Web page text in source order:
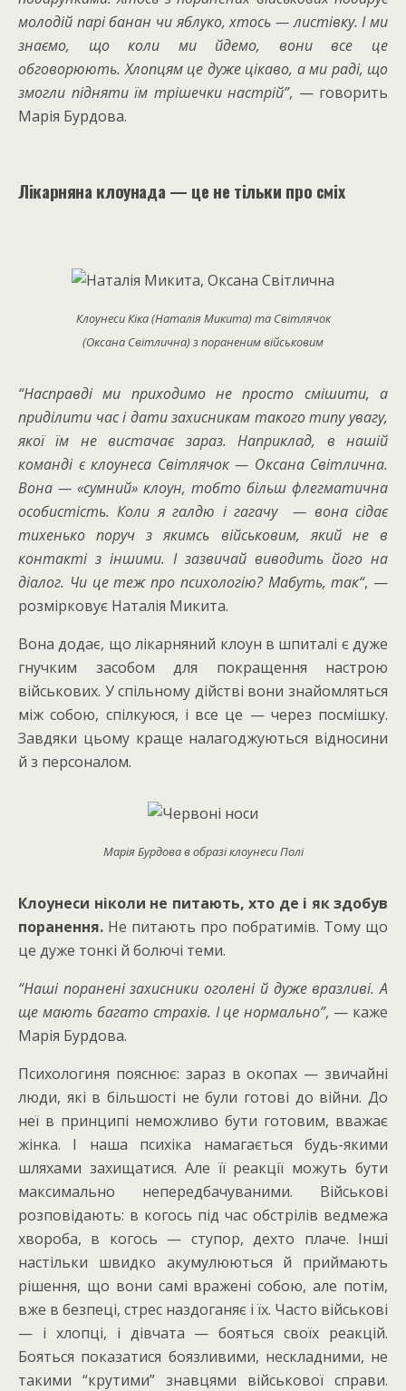
молодій парі банан чи яблуко, хтось — листівку. І ми
знаємо, що коли ми йдемо, вони все це
обговорюють. Хлопцям це дуже цікаво, а ми раді, що
змогли підняти їм трішечки настрій”, — говорить
Марія Бурдова.
Лікарняна клоунада — це не тільки про сміх
Клоунеси Кіка (Наталія Микита) та Світлячок
(Оксана Світлична) з пораненим військовим
“Насправді ми приходимо не просто смішити, а
приділити час і дати захисникам такого типу увагу,
якої їм не вистачає зараз. Наприклад, в нашій
команді є клоунеса Світлячок — Оксана Світлична.
Вона — «сумний» клоун, тобто більш флегматична
особистість. Коли я галдю і гагачу — вона сідає
тихенько поруч з якимсь військовим, який не в
контакті з іншими. І зазвичай виводить його на
діалог. Чи це теж про психологію? Мабуть, так“, —
розмірковує Наталія Микита.
Вона додає, що лікарняний клоун в шпиталі є дуже
гнучким засобом для покращення настрою
військових. У спільному дійстві вони знайомляться
між собою, спілкуюся, і все це — через посмішку.
Завдяки цьому краще налагоджуються відносини
й з персоналом.
Марія Бурдова в образі клоунеси Полі
Клоунеси ніколи не питають, хто де і як здобув
поранення. Не питають про побратимів. Тому що
це дуже тонкі й болючі теми.
“Наші поранені захисники оголені й дуже вразливі. А
ще мають багато страхів. І це нормально”, — каже
Марія Бурдова.
Психологиня пояснює: зараз в окопах — звичайні
люди, які в більшості не були готові до війни. До
неї в принципі неможливо бути готовим, вважає
жінка. І наша психіка намагається будь-якими
шляхами захищатися. Але її реакції можуть бути
максимально непередбачуваними. Військові
розповідають: в когось під час обстрілів ведмежа
хвороба, в когось — ступор, дехто плаче. Інші
настільки швидко акумулюються й приймають
рішення, що вони самі вражені собою, але потім,
вже в безпеці, стрес наздоганяє і їх. Часто військові
— і хлопці, і дівчата — бояться своїх реакцій.
Бояться показатися боязливими, нескладними, не
такими “крутими” знавцями військової справи.